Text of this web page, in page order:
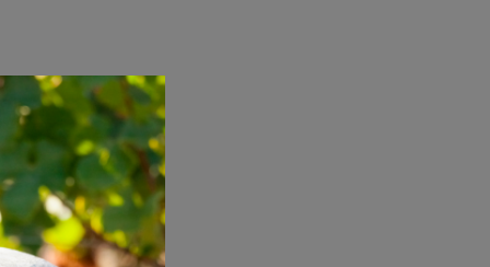
tila),
miel,